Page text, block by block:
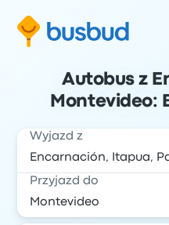
Autobus z
Montevideo:
Wyjazd z
Przyjazd do